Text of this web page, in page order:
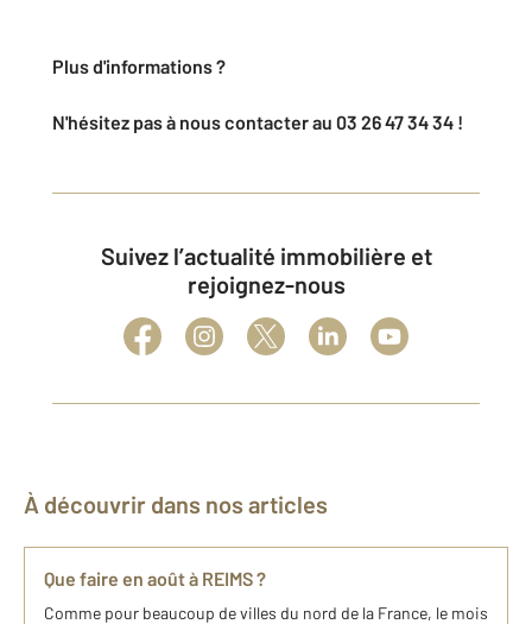
Plus d'informations ?
N'hésitez pas à nous contacter au 03 26 47 34 34 !
Suivez l’actualité immobilière et
rejoignez-nous
À découvrir dans nos articles
Que faire en août à REIMS ?
Comme pour beaucoup de villes du nord de la France, le mois